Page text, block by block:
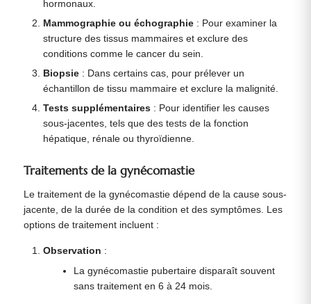
hormonaux.
Mammographie ou échographie : Pour examiner la
structure des tissus mammaires et exclure des
conditions comme le cancer du sein.
Biopsie : Dans certains cas, pour prélever un
échantillon de tissu mammaire et exclure la malignité.
Tests supplémentaires : Pour identifier les causes
sous-jacentes, tels que des tests de la fonction
hépatique, rénale ou thyroïdienne.
Traitements de la gynécomastie
Le traitement de la gynécomastie dépend de la cause sous-
jacente, de la durée de la condition et des symptômes. Les
options de traitement incluent :
Observation :
La gynécomastie pubertaire disparaît souvent
sans traitement en 6 à 24 mois.